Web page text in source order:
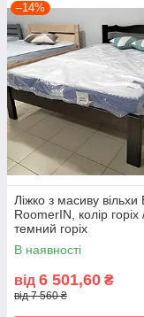
–14%
Ліжко з масиву вільхи
RoomerIN, колір горіх
темний горіх
В наявності
від 6 501,60 ₴
від 7 560 ₴